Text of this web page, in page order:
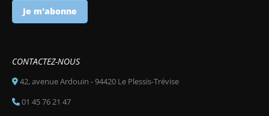
Je m'abonne
CONTACTEZ-NOUS
42, avenue Ardouin - 94420 Le Plessis-Trévise
01 45 76 21 47